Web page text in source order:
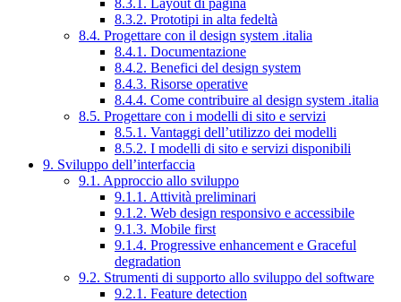
8.3.1. Layout di pagina
8.3.2. Prototipi in alta fedeltà
8.4. Progettare con il design system .italia
8.4.1. Documentazione
8.4.2. Benefici del design system
8.4.3. Risorse operative
8.4.4. Come contribuire al design system .italia
8.5. Progettare con i modelli di sito e servizi
8.5.1. Vantaggi dell’utilizzo dei modelli
8.5.2. I modelli di sito e servizi disponibili
9. Sviluppo dell’interfaccia
9.1. Approccio allo sviluppo
9.1.1. Attività preliminari
9.1.2. Web design responsivo e accessibile
9.1.3. Mobile first
9.1.4. Progressive enhancement e Graceful
degradation
9.2. Strumenti di supporto allo sviluppo del software
9.2.1. Feature detection